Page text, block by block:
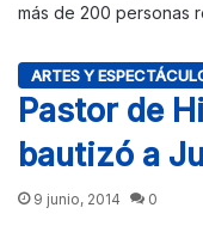
más de 200 personas
ARTES Y
Pastor de
bautizó a
9 junio, 2014 0